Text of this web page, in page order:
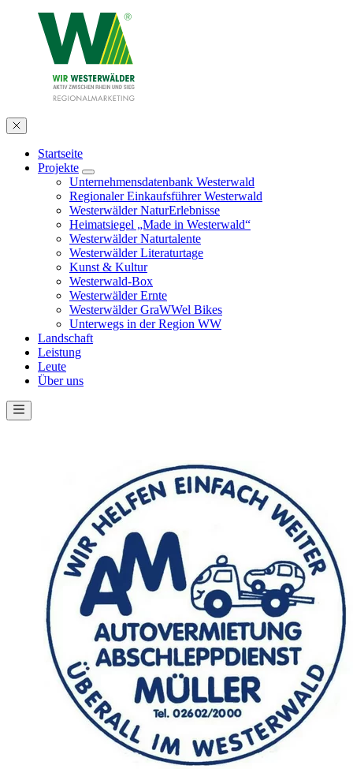
Startseite
Projekte
Unternehmensdatenbank Westerwald
Regionaler Einkaufsführer Westerwald
Westerwälder NaturErlebnisse
Heimatsiegel „Made in Westerwald“
Westerwälder Naturtalente
Westerwälder Literaturtage
Kunst & Kultur
Westerwald-Box
Westerwälder Ernte
Westerwälder GraWWel Bikes
Unterwegs in der Region WW
Landschaft
Leistung
Leute
Über uns